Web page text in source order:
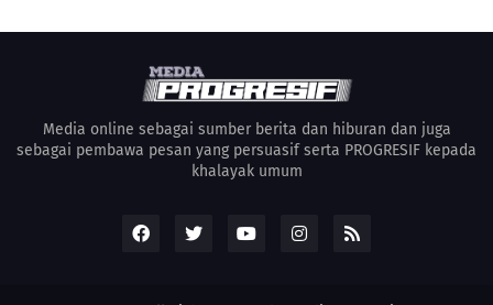
Media online sebagai sumber berita dan hiburan dan juga
sebagai pembawa pesan yang persuasif serta PROGRESIF kepada
khalayak umum